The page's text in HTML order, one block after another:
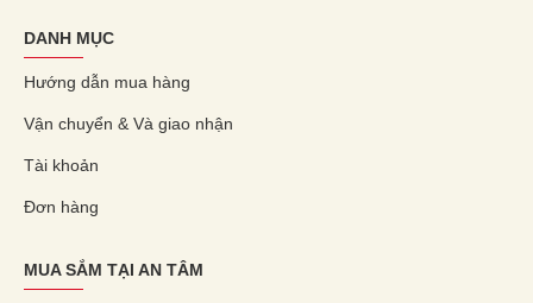
DANH MỤC
Hướng dẫn mua hàng
Vận chuyển & Và giao nhận
Tài khoản
Đơn hàng
MUA SẮM TẠI AN TÂM